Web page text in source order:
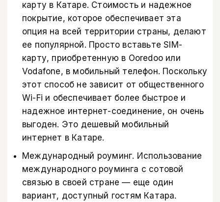
карту в Катаре. Стоимость и надежное
покрытие, которое обеспечивает эта
опция на всей территории страны, делают
ее популярной. Просто вставьте SIM-
карту, приобретенную в Ooredoo или
Vodafone, в мобильный телефон. Поскольку
этот способ не зависит от общественного
Wi-Fi и обеспечивает более быстрое и
надежное интернет-соединение, он очень
выгоден. Это дешевый мобильный
интернет в Катаре.
Международный роуминг. Использование
международного роуминга с сотовой
связью в своей стране — еще один
вариант, доступный гостям Катара.